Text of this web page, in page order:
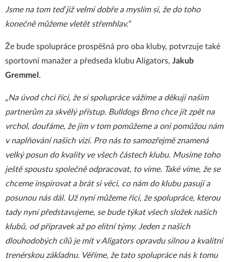
Jsme na tom teď již velmi dobře a myslím si, že do toho
konečně můžeme vletět střemhlav.“
Že bude spolupráce prospěšná pro oba kluby, potvrzuje také
sportovní manažer a předseda klubu Aligators, Jakub
Gremmel .
„Na úvod chci říci, že si spolupráce vážíme a děkuji našim
partnerům za skvělý přístup. Bulldogs Brno chce jít zpět na
vrchol, doufáme, že jim v tom pomůžeme a oni pomůžou nám
v naplňování našich vizí. Pro nás to samozřejmě znamená
velký posun do kvality ve všech částech klubu. Musíme toho
ještě spoustu společně odpracovat, to víme. Také víme, že se
chceme inspirovat a brát si věci, co nám do klubu pasují a
posunou nás dál. Už nyní můžeme říci, že spolupráce, kterou
tady nyní představujeme, se bude týkat všech složek našich
klubů, od přípravek až po elitní týmy. Jeden z našich
dlouhodobých cílů je mít v Aligators opravdu silnou a kvalitní
trenérskou základnu. Věříme, že tato spolupráce nás k tomu